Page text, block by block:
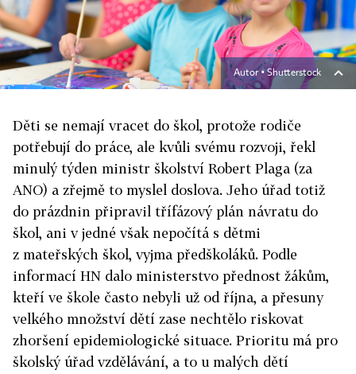
Autor ▪Shutterstock
Děti se nemají vracet do škol, protože rodiče
potřebují do práce, ale kvůli svému rozvoji, řekl
minulý týden ministr školství Robert Plaga (za
ANO) a zřejmě to myslel doslova. Jeho úřad totiž
do prázdnin připravil třífázový plán návratu do
škol, ani v jedné však nepočítá s dětmi
z mateřských škol, vyjma předškoláků. Podle
informací HN dalo ministerstvo přednost žákům,
kteří ve škole často nebyli už od října, a přesuny
velkého množství dětí zase nechtělo riskovat
zhoršení epidemiologické situace. Prioritu má pro
školský úřad vzdělávání, a to u malých dětí